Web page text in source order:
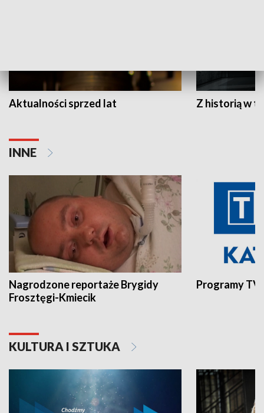
Aktualności sprzed lat Z historią w
INNE
Nagrodzone reportaże Brygidy
Frosztęgi-Kmiecik
Programy
KULTURA I SZTUKA